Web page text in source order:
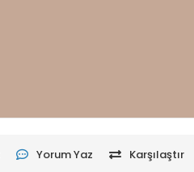
Yorum Yaz Karşılaştır